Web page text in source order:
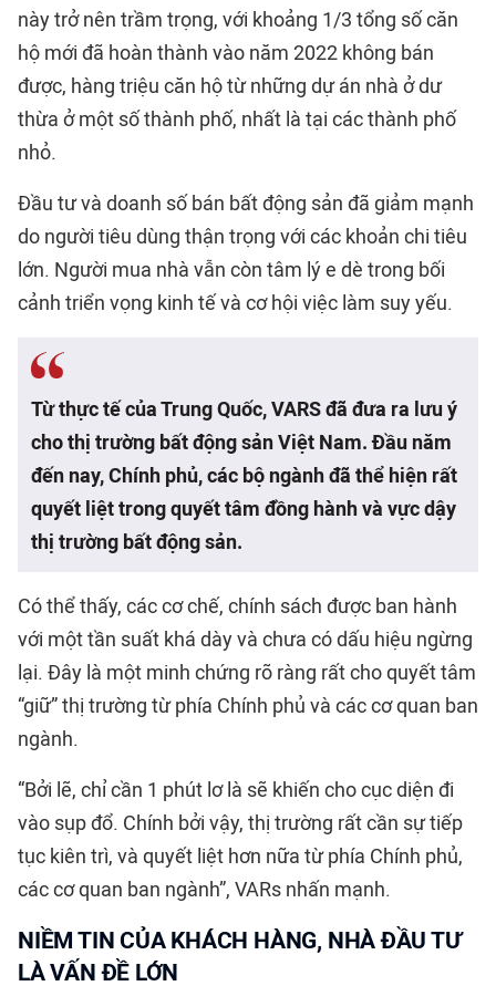
này trở nên trầm trọng, với khoảng 1/3 tổng số căn
hộ mới đã hoàn thành vào năm 2022 không bán
được, hàng triệu căn hộ từ những dự án nhà ở dư
thừa ở một số thành phố, nhất là tại các thành phố
nhỏ.
Đầu tư và doanh số bán bất động sản đã giảm mạnh
do người tiêu dùng thận trọng với các khoản chi tiêu
lớn. Người mua nhà vẫn còn tâm lý e dè trong bối
cảnh triển vọng kinh tế và cơ hội việc làm suy yếu.
Từ thực tế của Trung Quốc, VARS đã đưa ra lưu ý
cho thị trường bất động sản Việt Nam. Đầu năm
đến nay, Chính phủ, các bộ ngành đã thể hiện rất
quyết liệt trong quyết tâm đồng hành và vực dậy
thị trường bất động sản.
Có thể thấy, các cơ chế, chính sách được ban hành
với một tần suất khá dày và chưa có dấu hiệu ngừng
lại. Đây là một minh chứng rõ ràng rất cho quyết tâm
“giữ” thị trường từ phía Chính phủ và các cơ quan ban
ngành.
“Bởi lẽ, chỉ cần 1 phút lơ là sẽ khiến cho cục diện đi
vào sụp đổ. Chính bởi vậy, thị trường rất cần sự tiếp
tục kiên trì, và quyết liệt hơn nữa từ phía Chính phủ,
các cơ quan ban ngành”, VARs nhấn mạnh.
NIỀM TIN CỦA KHÁCH HÀNG, NHÀ ĐẦU TƯ
LÀ VẤN ĐỀ LỚN